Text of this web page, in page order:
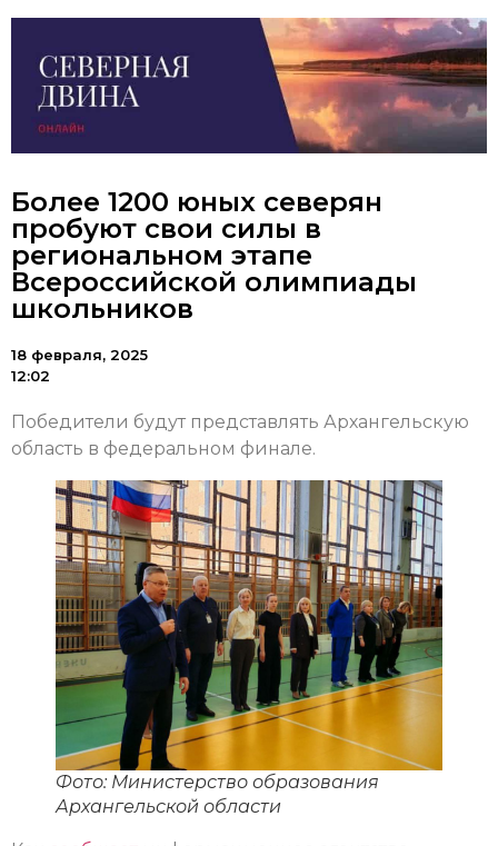
Более 1200 юных северян
пробуют свои силы в
региональном этапе
Всероссийской олимпиады
школьников
18 февраля, 2025
12:02
Победители будут представлять Архангельскую
область в федеральном финале.
Фото: Министерство образования
Архангельской области